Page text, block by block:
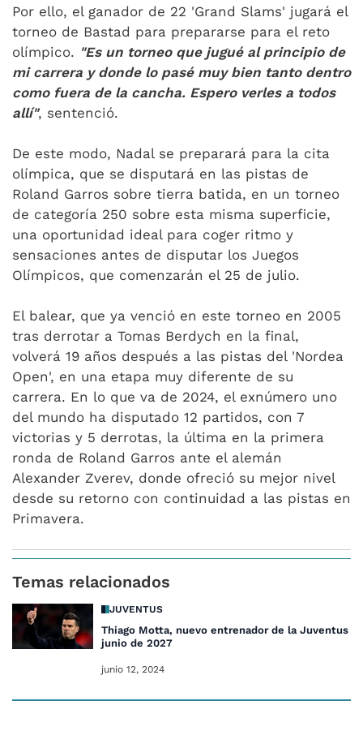
Por ello, el ganador de 22 'Grand Slams' jugará el
torneo de Bastad para prepararse para el reto
olímpico. "Es un torneo que jugué al principio de
mi carrera y donde lo pasé muy bien tanto dentro
como fuera de la cancha. Espero verles a todos
allí", sentenció.
De este modo, Nadal se preparará para la cita
olímpica, que se disputará en las pistas de
Roland Garros sobre tierra batida, en un torneo
de categoría 250 sobre esta misma superficie,
una oportunidad ideal para coger ritmo y
sensaciones antes de disputar los Juegos
Olímpicos, que comenzarán el 25 de julio.
El balear, que ya venció en este torneo en 2005
tras derrotar a Tomas Berdych en la final,
volverá 19 años después a las pistas del 'Nordea
Open', en una etapa muy diferente de su
carrera. En lo que va de 2024, el exnúmero uno
del mundo ha disputado 12 partidos, con 7
victorias y 5 derrotas, la última en la primera
ronda de Roland Garros ante el alemán
Alexander Zverev, donde ofreció su mejor nivel
desde su retorno con continuidad a las pistas en
Primavera.
Temas relacionados
JUVENTUS
Thiago Motta, nuevo entrenador de la Juventus
junio de 2027
junio 12, 2024